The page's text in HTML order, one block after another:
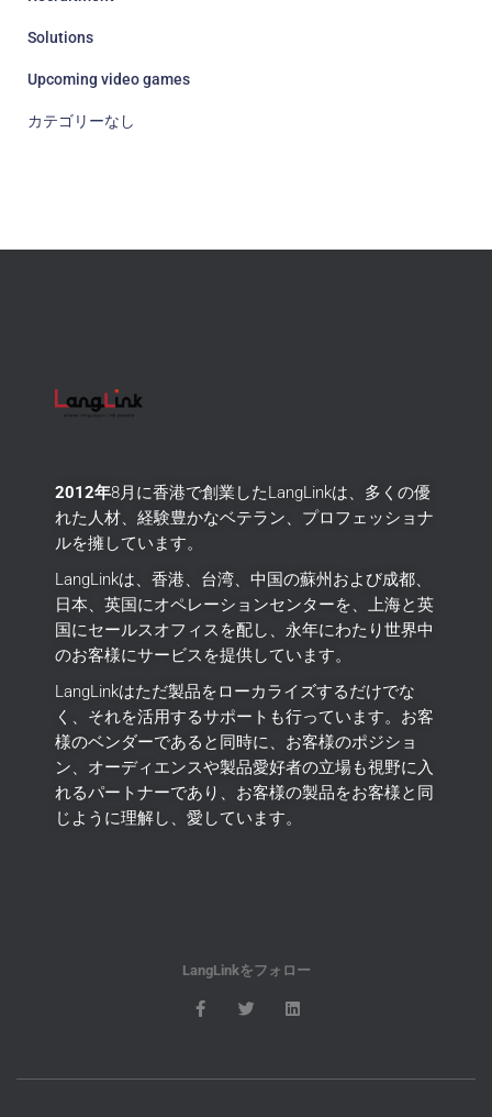
Solutions
Upcoming video games
カテゴリーなし
2012年8月に香港で創業したLangLinkは、多くの優
れた人材、経験豊かなベテラン、プロフェッショナ
ルを擁しています。
LangLinkは、香港、台湾、中国の蘇州および成都、
日本、英国にオペレーションセンターを、上海と英
国にセールスオフィスを配し、永年にわたり世界中
のお客様にサービスを提供しています。
LangLinkはただ製品をローカライズするだけでな
く、それを活用するサポートも行っています。 お客
様のベンダーであると同時に、お客様のポジショ
ン、オーディエンスや製品愛好者の立場も視野に入
れるパートナーであり、お客様の製品をお客様と同
じように理解し、愛しています。
LangLinkをフォロー